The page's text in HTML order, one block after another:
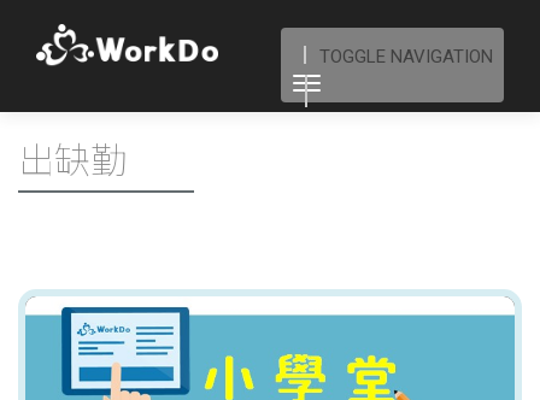
TOGGLE NAVIGATION
出缺勤